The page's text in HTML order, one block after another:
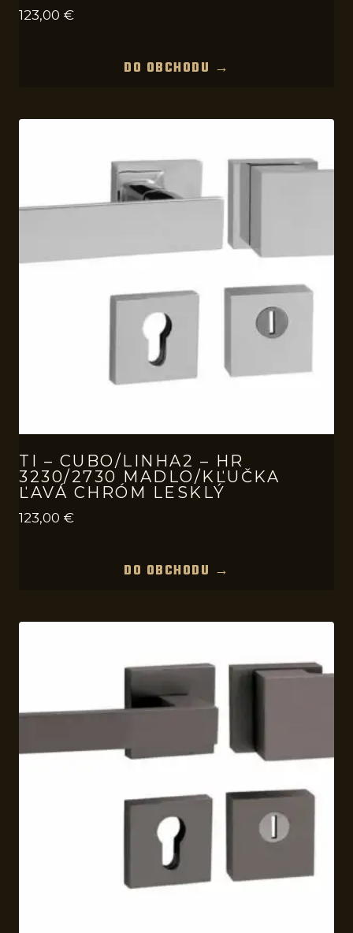
123,00 €
DO OBCHODU →
TI – CUBO/LINHA2 – HR
3230/2730 MADLO/KĽUČKA
ĽAVÁ CHRÓM LESKLÝ
123,00 €
DO OBCHODU →